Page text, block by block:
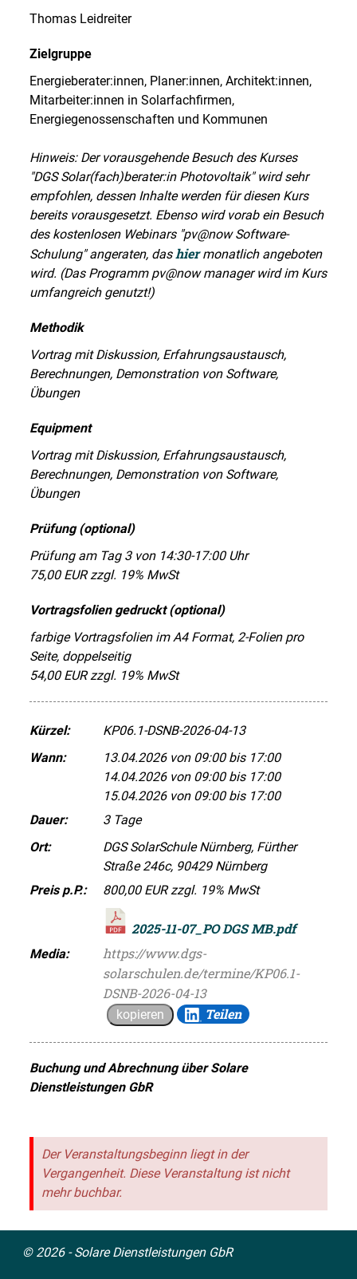
Thomas Leidreiter
Zielgruppe
Energieberater:innen, Planer:innen, Architekt:innen,
Mitarbeiter:innen in Solarfachfirmen,
Energiegenossenschaften und Kommunen
Hinweis: Der vorausgehende Besuch des Kurses
"DGS Solar(fach)berater:in Photovoltaik" wird sehr
empfohlen, dessen Inhalte werden für diesen Kurs
bereits vorausgesetzt. Ebenso wird vorab ein Besuch
des kostenlosen Webinars "pv@now Software-
Schulung" angeraten, dashiermonatlich angeboten
wird. (Das Programm pv@now manager wird im Kurs
umfangreich genutzt!)
Methodik
Vortrag mit Diskussion, Erfahrungsaustausch,
Berechnungen, Demonstration von Software,
Übungen
Equipment
Vortrag mit Diskussion, Erfahrungsaustausch,
Berechnungen, Demonstration von Software,
Übungen
Prüfung (optional)
Prüfung am Tag 3 von 14:30-17:00 Uhr
75,00 EUR zzgl. 19% MwSt
Vortragsfolien gedruckt (optional)
farbige Vortragsfolien im A4 Format, 2-Folien pro
Seite, doppelseitig
54,00 EUR zzgl. 19% MwSt
Kürzel:
KP06.1-DSNB-2026-04-13
Wann:
13.04.2026 von 09:00 bis 17:00
14.04.2026 von 09:00 bis 17:00
15.04.2026 von 09:00 bis 17:00
Dauer:
3 Tage
Ort:
DGS SolarSchule Nürnberg, Fürther
Straße 246c, 90429 Nürnberg
Preis p.P.:
800,00 EUR zzgl. 19% MwSt
2025-11-07_PO DGS MB.pdf
Media:
https://www.dgs-
solarschulen.de/termine/KP06.1-
DSNB-2026-04-13
kopieren Teilen
Buchung und Abrechnung über Solare
Dienstleistungen GbR
Der Veranstaltungsbeginn liegt in der
Vergangenheit. Diese Veranstaltung ist nicht
mehr buchbar.
© 2026 - Solare Dienstleistungen GbR